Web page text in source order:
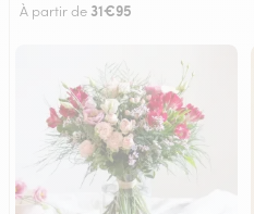
À partir de 31€95